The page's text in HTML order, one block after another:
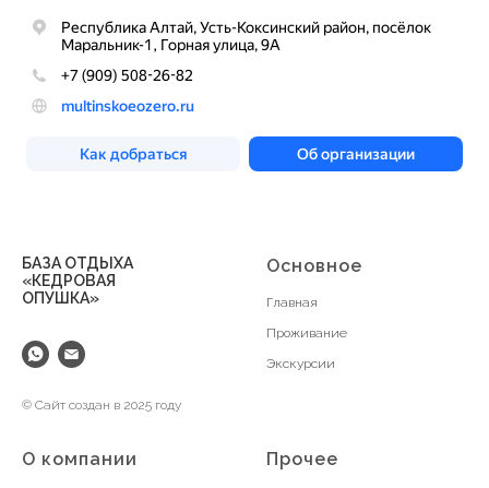
БАЗА ОТДЫХА
«КЕДРОВАЯ
ОПУШКА»
© Сайт создан в 2025 году
Основное
Главная
Проживание
Экскурсии
О компании Прочее